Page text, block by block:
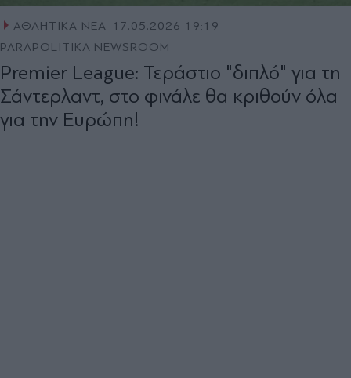
ΑΘΛΗΤΙΚΑ ΝΕΑ 17.05.2026 19:19
PARAPOLITIKA NEWSROOM
Premier League: Τεράστιο "διπλό" για τη
Σάντερλαντ, στο φινάλε θα κριθούν όλα
για την Ευρώπη!